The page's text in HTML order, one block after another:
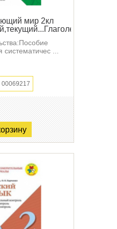
мир 2кл
...
00069217